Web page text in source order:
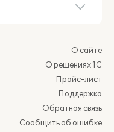
О сайте
О решениях 1С
Прайс-лист
Поддержка
Обратная связь
Сообщить об ошибке